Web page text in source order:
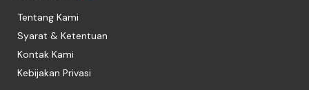
Tentang Kami
Syarat & Ketentuan
Kontak Kami
Kebijakan Privasi